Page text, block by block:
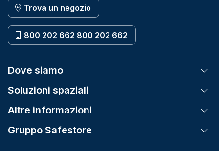
Trova un negozio
800 202 662 800 202 662
Dove siamo
Soluzioni spaziali
Altre informazioni
Gruppo Safestore